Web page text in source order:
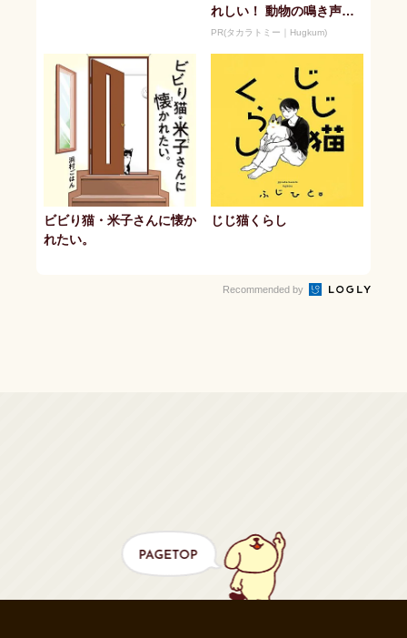
れしい！ 動物の鳴き声や
セリフが盛りだくさんの
PR(タカラトミー｜Hugkum)
ビビり猫・米子さんに懐か
れたい。
じじ猫くらし
Recommended by